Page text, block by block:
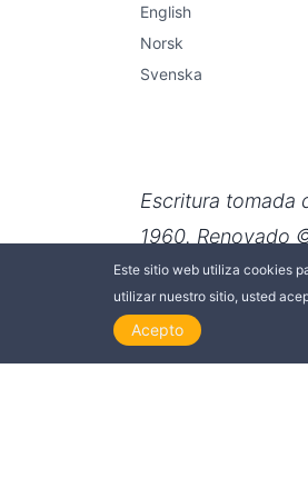
Este sitio web utiliza cookies
utilizar nuestro sitio, usted
Acepto
Edificación